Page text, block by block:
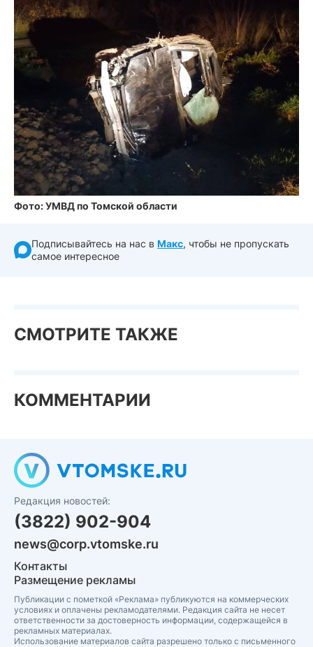
Фото: УМВД по Томской области
Подписывайтесь на нас в Макс, чтобы не пропускать
самое интересное
СМОТРИТЕ ТАКЖЕ
КОММЕНТАРИИ
Редакция новостей:
(3822) 902-904
news@corp.vtomske.ru
Контакты
Размещение рекламы
Публикации с пометкой «Реклама» публикуются на коммерческих
условиях и оплачены рекламодателями. Редакция сайта не несет
ответственности за достоверность информации, содержащейся в
рекламных материалах.
Использование материалов сайта разрешено только с письменного